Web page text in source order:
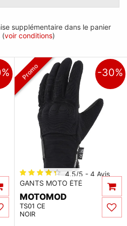
supplémentaire dans le panier
(voir conditions)
Promo -30%
4.5/5 - 4 Avis
GANTS MOTO ÉTÉ
MOTOMOD
TS01 CE
NOIR